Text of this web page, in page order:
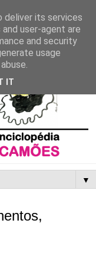
▼
deliver its services
user-agent are
and security
usage
IT